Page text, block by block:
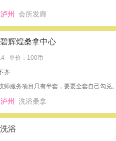
州 会所发廊
辉煌桑拿中心
单价：100币
齐
师服务项目只有半套，要耍全套自己勾兑。
州 洗浴桑拿
浴